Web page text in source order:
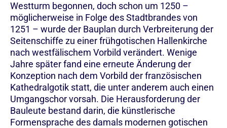
Westturm begonnen, doch schon um 1250 –
möglicherweise in Folge des Stadtbrandes von
1251 – wurde der Bauplan durch Verbreiterung der
Seitenschiffe zu einer frühgotischen Hallenkirche
nach westfälischem Vorbild verändert. Wenige
Jahre später fand eine erneute Änderung der
Konzeption nach dem Vorbild der französischen
Kathedralgotik statt, die unter anderem auch einen
Umgangschor vorsah. Die Herausforderung der
Bauleute bestand darin, die künstlerische
Formensprache des damals modernen gotischen